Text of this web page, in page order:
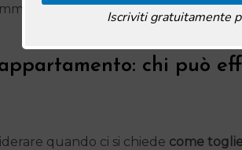
a seguito di un evento
chi può
quando ci si chiede come
Iscriviti gratuitamente